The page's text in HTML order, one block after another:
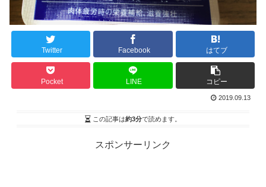
Twitter Facebook はてブ
Pocket LINE コピー
2019.09.13
この記事は約3分で読めます。
スポンサーリンク